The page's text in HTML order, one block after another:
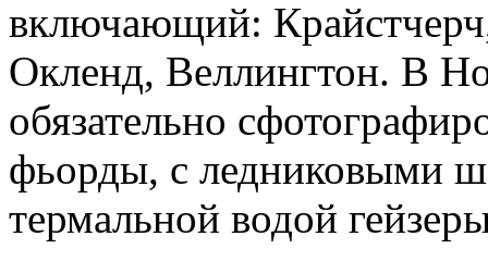
включающий:
Окленд, Веллингтон. В
обязательно
фьорды, с ледниковыми
термальной водой